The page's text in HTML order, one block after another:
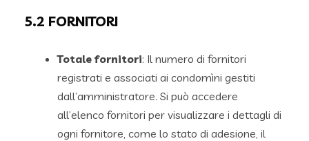
5.2 FORNITORI
Totale fornitori: Il numero di fornitori
registrati e associati ai condomìni gestiti
dall’amministratore. Si può accedere
all’elenco fornitori per visualizzare i dettagli di
ogni fornitore, come lo stato di adesione, il